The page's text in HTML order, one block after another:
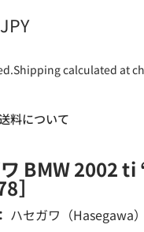
Shippingcalculated at
料について
BMW 2002 ti
］
ハセガワ（Hasegawa）